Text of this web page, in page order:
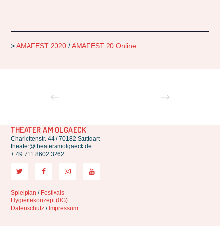
>AMAFEST 2020 /AMAFEST 20 Online
THEATER AM OLGAECK
Charlottenstr. 44 / 70182 Stuttgart
theater@theateramolgaeck.de
+ 49 711 8602 3262
Spielplan / Festivals
Hygienekonzept (0G)
Datenschutz / Impressum